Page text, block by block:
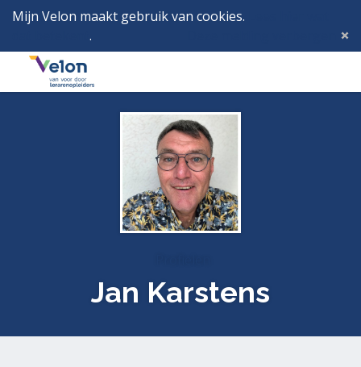
Mijn Velon maakt gebruik van cookies.
.
Menu
Jan Karstens